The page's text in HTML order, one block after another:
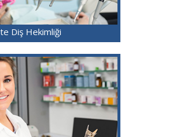
Diş Hekimliği